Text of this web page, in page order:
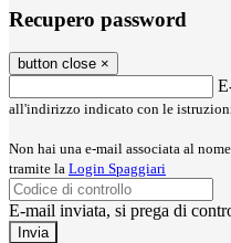
Recupero password
button close ×
all'indirizzo indicato con le
Non hai una e-mail associata al
tramite la Login Spaggiari
E-mail inviata, si prega di